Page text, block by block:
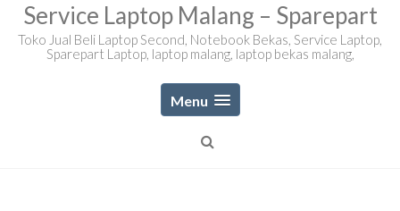
Service Laptop Malang – Sparepart
Toko Jual Beli Laptop Second, Notebook Bekas, Service Laptop,
Sparepart Laptop, laptop malang, laptop bekas malang,
Menu